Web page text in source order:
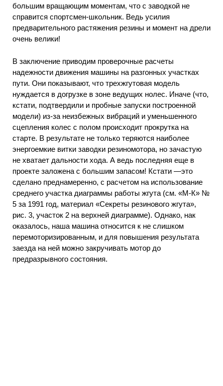
большим вращающим моментам, что с заводкой не
справится спортсмен-школьник. Ведь усилия
предварительного растяжения резины и момент на дрели
очень велики!
В заключение приводим проверочные расчеты
надежности движения машины на разгонных участках
пути. Они показывают, что трехжгутовая модель
нуждается в догрузке в зоне ведущих нолес. Иначе (что,
кстати, подтвердили и пробные запуски построенной
модели) из-за неизбежных вибраций и уменьшенного
сцепления колес с полом происходит прокрутка на
старте. В результате не только теряются наиболее
энергоемкие витки заводки резиномотора, но зачастую
не хватает дальности хода. А ведь последняя еще в
проекте заложена с большим запасом! Кстати —это
сделано преднамеренно, с расчетом на использование
среднего участка диаграммы работы жгута (см. «М-К» №
5 за 1991 год, материал «Секреты резинового жгута»,
рис. 3, участок 2 на верхней диаграмме). Однако, нак
оказалось, наша машина относится к не слишком
перемоторизированным, и для повышения результата
заезда на ней можно закручивать мотор до
предразрывного состояния.